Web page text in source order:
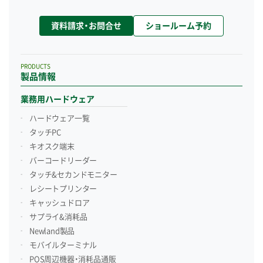
資料請求・お問合せ ショールーム予約
製品情報
PRODUCTS
業務用ハードウェア
ハードウェア一覧
タッチPC
キオスク端末
バーコードリーダー
タッチ&セカンドモニター
レシートプリンター
キャッシュドロア
サプライ&消耗品
Newland製品
モバイルターミナル
POS周辺機器・消耗品通販